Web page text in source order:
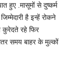
हुए .मासूमों से दुष्कर्म
है इन्हें रोकने
कुरेदते रहे फिर
समय बाहर के मुल्कों